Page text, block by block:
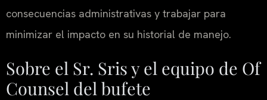
consecuencias administrativas y trabajar para
minimizar el impacto en su historial de manejo.
Sobre el Sr. Sris y el equipo de Of
Counsel del bufete